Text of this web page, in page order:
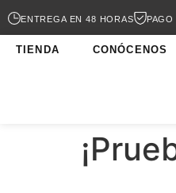
ENTREGA EN 48 HORAS PAGO
TIENDA CONÓCENOS